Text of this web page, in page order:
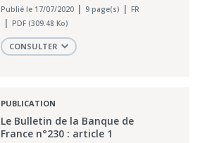
Publié le 17/07/2020 9 page(s)
FR
PDF (309.48 Ko)
CONSULTER
PUBLICATION
Le Bulletin de la Banque de
France n°230 : article 1